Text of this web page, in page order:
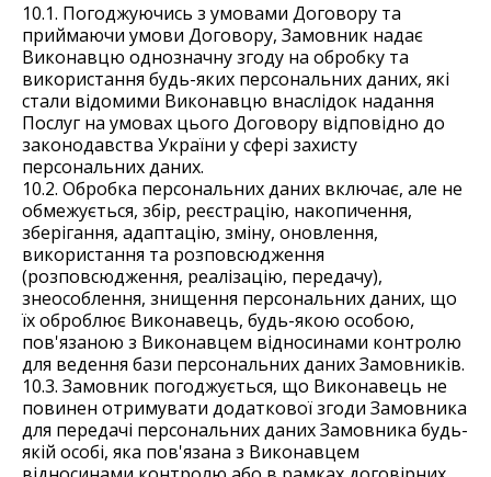
10.1. Погоджуючись з умовами Договору та
приймаючи умови Договору, Замовник надає
Виконавцю однозначну згоду на обробку та
використання будь-яких персональних даних, які
стали відомими Виконавцю внаслідок надання
Послуг на умовах цього Договору відповідно до
законодавства України у сфері захисту
персональних даних.
10.2. Обробка персональних даних включає, але не
обмежується, збір, реєстрацію, накопичення,
зберігання, адаптацію, зміну, оновлення,
використання та розповсюдження
(розповсюдження, реалізацію, передачу),
знеособлення, знищення персональних даних, що
їх оброблює Виконавець, будь-якою особою,
пов'язаною з Виконавцем відносинами контролю
для ведення бази персональних даних Замовників.
10.3. Замовник погоджується, що Виконавець не
повинен отримувати додаткової згоди Замовника
для передачі персональних даних Замовника будь-
якій особі, яка пов'язана з Виконавцем